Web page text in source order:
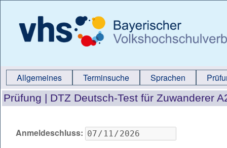
Allgemeines Terminsuche Sprachen
Prüfung | DTZ Deutsch-Test für Zuwanderer
Anmeldeschluss: